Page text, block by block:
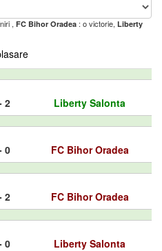
, FC Bihor Oradea : o victorie, Liberty
2 Liberty Salonta
0 FC Bihor Oradea
2 FC Bihor Oradea
0 Liberty Salonta